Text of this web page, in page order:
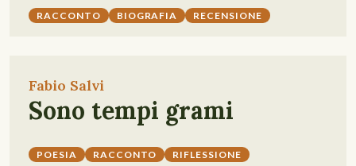
RACCONTO BIOGRAFIA RECENSIONE
Fabio Salvi
Sono tempi grami
POESIA RACCONTO
RIFLESSIONE